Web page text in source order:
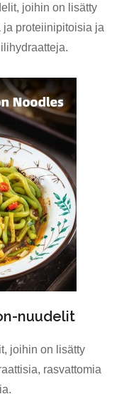
joihin on lisätty
ja proteiinipitoisia ja
nuudelit
joihin on lisätty
rasvattomia